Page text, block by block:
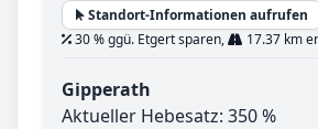
Standort-Informationen aufrufen
30 % ggü. Etgert sparen,
17.37 km
Gipperath
Aktueller Hebesatz: 350 %